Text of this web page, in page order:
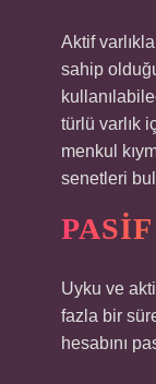
Aktif
sahip
türlü varlık
menkul
senetleri
Uyku ve
fazla bir
hesabını